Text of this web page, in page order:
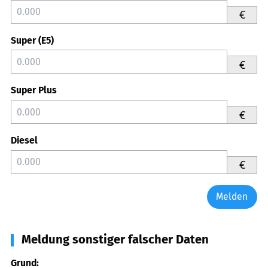
€
Super (E5)
€
Super Plus
€
Diesel
€
Melden
Meldung sonstiger falscher Daten
Grund: